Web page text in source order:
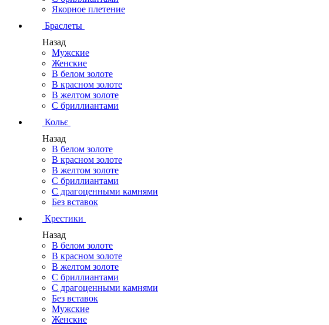
Якорное плетение
Браслеты
Назад
Мужские
Женские
В белом золоте
В красном золоте
В желтом золоте
С бриллиантами
Кольє
Назад
В белом золоте
В красном золоте
В желтом золоте
С бриллиантами
С драгоценными камнями
Без вставок
Крестики
Назад
В белом золоте
В красном золоте
В желтом золоте
С бриллиантами
С драгоценными камнями
Без вставок
Мужские
Женские